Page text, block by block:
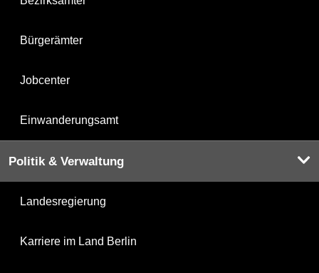
Bürgerämter
Jobcenter
Einwanderungsamt
Politik & Verwaltung
Landesregierung
Karriere im Land Berlin